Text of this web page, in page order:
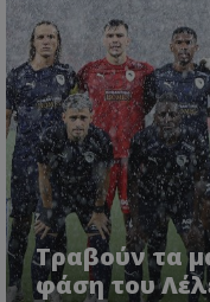
Τραβούν τα
φάση του